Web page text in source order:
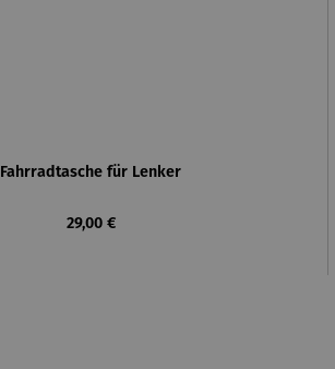
Fahrradtasche für Lenker
Regulärer Preis:
29,00 €